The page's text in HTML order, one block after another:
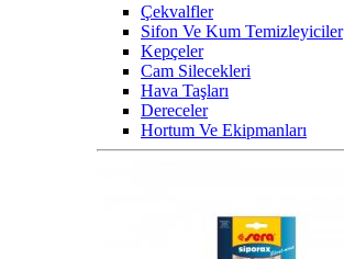
Çekvalfler
Sifon Ve Kum Temizleyiciler
Kepçeler
Cam Silecekleri
Hava Taşları
Dereceler
Hortum Ve Ekipmanları